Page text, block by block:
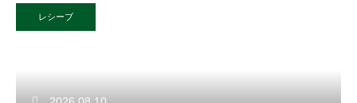
レシーブ